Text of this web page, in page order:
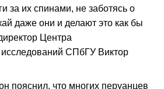
за их спинами, не заботясь о
даже они и делают это как бы
Центра
СПбГУ Виктор
пояснил, что многих перуанцев